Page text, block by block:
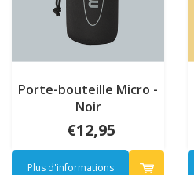
Porte-bouteille Micro -
Noir
€12,95
Plus d'informations